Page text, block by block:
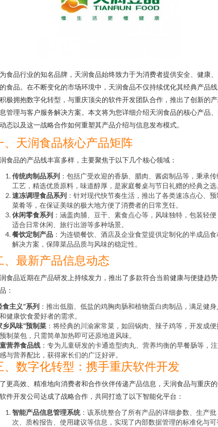
食品行业的知名品牌，天润食品始终致力于为消费者提供安全、健康
食品。在不断变化的市场环境中，天润食品不仅持续优化其经典产品
极拥抱数字化转型，与重庆顶尖的软件开发团队合作，推出了创新的
管理与客户服务解决方案。本文将为您详细介绍天润食品的核心产品
态以及这一战略合作如何重塑其产品介绍与信息发布模式。
、天润食品核心产品矩阵
食品的产品线丰富多样，主要聚焦于以下几个核心领域：
传统肉制品系列 ：包括广受欢迎的香肠、腊肉、酱卤制品等，秉承传
工艺，精选优质原料，味道醇厚，是家庭餐桌与节日礼赠的经典之选
速冻调理食品系列 ：针对现代快节奏生活，推出了各类速冻点心、
菜肴等，在保证美味的极大地方便了消费者的日常烹饪。
休闲零食系列 ：涵盖肉脯、豆干、素食点心等，风味独特，包装轻便
适合日常休闲、旅行出游等多种场景。
餐饮定制产品 ：为连锁餐饮、酒店及企业食堂提供定制化的半成品食
解决方案，保障菜品品质与风味的稳定性。
、最新产品信息动态
食品近期在产品研发上持续发力，推出了多款符合当前健康与便捷趋
：
食主义”系列 ：推出低脂、低盐的鸡胸肉肠和植物蛋白肉制品，满足健身
健康饮食爱好者的需求。
乡风味”预制菜 ：将经典的川渝家常菜，如回锅肉、辣子鸡等，开发成便
制菜包，只需简单加热即可还原地道风味。
营养食品线 ：专为儿童研发的卡通造型肉丸、营养均衡的早餐肠等，
与营养配比，获得家长们的广泛好评。
、数字化转型：携手重庆软件开发
更高效、精准地向消费者和合作伙伴传递产品信息，天润食品与重庆
件开发公司达成了战略合作，共同打造了以下智能化平台：
智能产品信息管理系统：该系统整合了所有产品的详细参数、生产批
次、质检报告、使用建议等信息，实现了内部数据管理的标准化与可